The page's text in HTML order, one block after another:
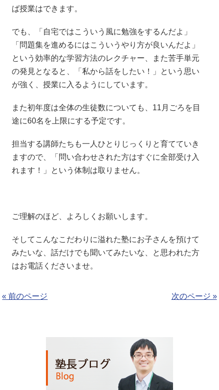
ば授業はできます。
でも、「自宅ではこういう風に勉強をするんだよ」
「問題集を進めるにはこういうやり方が良いんだよ」
という効率的な学習方法のレクチャー、また苦手単元
の発見となると、「私から話をしたい！」という思い
が強く、授業に入るようにしています。
また初年度は全体の生徒数についても、11月ごろを目
途に60名を上限にする予定です。
担当する講師たちも一人ひとりじっくりと育てていき
ますので、「問い合わせされた方はすぐに全部受け入
れます！」という体制は取りません。
ご理解のほど、よろしくお願いします。
そしてこんなこだわりに溢れた塾にお子さんを預けて
みたいな、話だけでも聞いてみたいな、と思われた方
はお電話くださいませ。
« 前のページ 次のページ »